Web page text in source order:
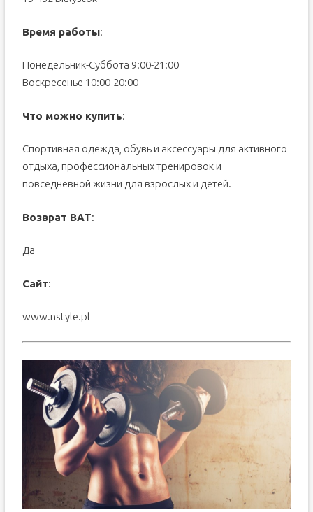
Время работы:
Понедельник-Суббота 9:00-21:00
Воскресенье 10:00-20:00
Что можно купить:
Спортивная одежда, обувь и аксессуары для активного
отдыха, профессиональных тренировок и
повседневной жизни для взрослых и детей.
Возврат ВАТ:
Да
Сайт:
www.nstyle.pl